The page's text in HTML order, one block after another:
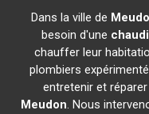
Dans la ville de
besoin d'une
chauffer leur
plombiers
entretenir et
Meudon. Nous